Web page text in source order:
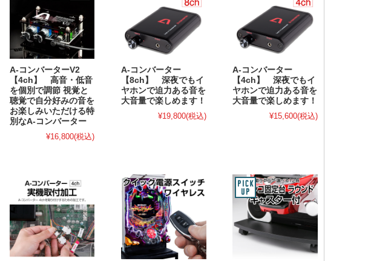
A-コンバーターV2
【4ch】 高音・低音
を個別で調節 視覚と
聴覚で自分好みの音を
お楽しみいただける特
別なA-コンバーター
¥16,800(税込)
A-コンバーター
【8ch】 深夜でもイ
ヤホンで迫力ある音を
大音量で楽しめます！
¥19,800(税込)
A-コンバーター
【4ch】 深夜でもイ
ヤホンで迫力ある音を
大音量で楽しめます！
¥15,600(税込)